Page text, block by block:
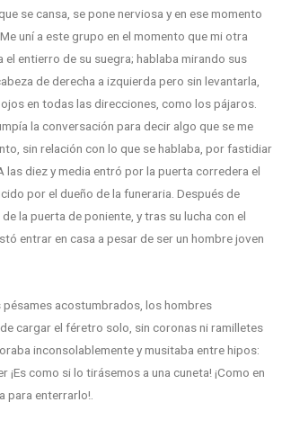
se cansa, se pone nerviosa y en ese momento
uní a este grupo en el momento que mi otra
el entierro de su suegra; hablaba mirando sus
de derecha a izquierda pero sin levantarla,
en todas las direcciones, como los pájaros.
la conversación para decir algo que se me
sin relación con lo que se hablaba, por fastidiar
las diez y media entró por la puerta corredera el
por el dueño de la funeraria. Después de
la puerta de poniente, y tras su lucha con el
entrar en casa a pesar de ser un hombre joven
acostumbrados, los hombres
cargar el féretro solo, sin coronas ni ramilletes
inconsolablemente y musitaba entre hipos:
¡Es como si lo tirásemos a una cuneta! ¡Como en
para enterrarlo!.